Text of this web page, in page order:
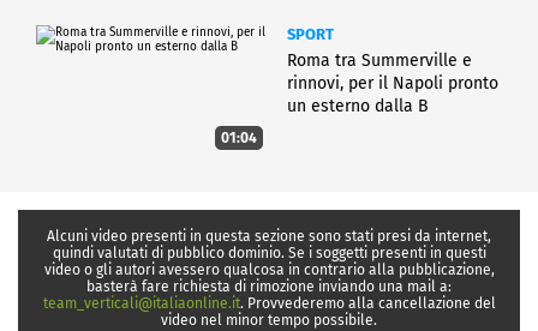
01:04
SPORT
Roma tra Summerville e
rinnovi, per il Napoli pronto
un esterno dalla B
Alcuni video presenti in questa sezione sono stati presi da internet,
quindi valutati di pubblico dominio. Se i soggetti presenti in questi
video o gli autori avessero qualcosa in contrario alla pubblicazione,
basterà fare richiesta di rimozione inviando una mail a:
team_verticali@italiaonline.it. Provvederemo alla cancellazione del
video nel minor tempo possibile.